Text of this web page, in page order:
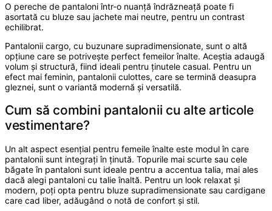
O pereche de pantaloni într-o nuanță îndrăzneață poate fi
asortată cu bluze sau jachete mai neutre, pentru un contrast
echilibrat.
Pantalonii cargo, cu buzunare supradimensionate, sunt o altă
opțiune care se potrivește perfect femeilor înalte. Aceștia adaugă
volum și structură, fiind ideali pentru ținutele casual. Pentru un
efect mai feminin, pantalonii culottes, care se termină deasupra
gleznei, sunt o variantă modernă și versatilă.
Cum să combini pantalonii cu alte articole
vestimentare?
Un alt aspect esențial pentru femeile înalte este modul în care
pantalonii sunt integrați în ținută. Topurile mai scurte sau cele
băgate în pantaloni sunt ideale pentru a accentua talia, mai ales
dacă alegi pantaloni cu talie înaltă. Pentru un look relaxat și
modern, poți opta pentru bluze supradimensionate sau cardigane
care cad liber, adăugând o notă de confort și stil.